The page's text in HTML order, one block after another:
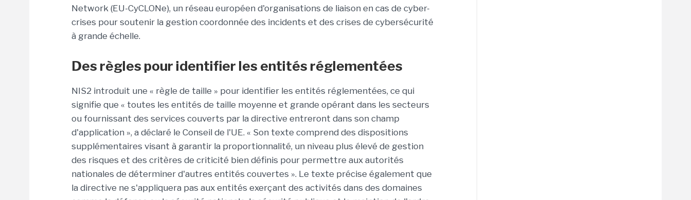
Network (EU-CyCLONe), un réseau européen d'organisations de liaison en cas de cyber-
crises pour soutenir la gestion coordonnée des incidents et des crises de cybersécurité
à grande échelle.
Des règles pour identifier les entités réglementées
NIS2 introduit une « règle de taille » pour identifier les entités réglementées, ce qui
signifie que « toutes les entités de taille moyenne et grande opérant dans les secteurs
ou fournissant des services couverts par la directive entreront dans son champ
d'application », a déclaré le Conseil de l'UE. « Son texte comprend des dispositions
supplémentaires visant à garantir la proportionnalité, un niveau plus élevé de gestion
des risques et des critères de criticité bien définis pour permettre aux autorités
nationales de déterminer d'autres entités couvertes ». Le texte précise également que
la directive ne s'appliquera pas aux entités exerçant des activités dans des domaines